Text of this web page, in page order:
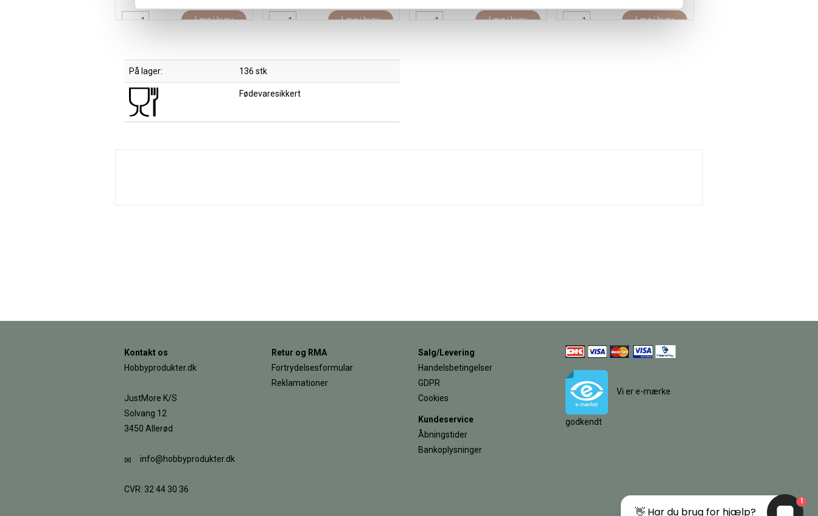
Læg i kurv Læg i kurv Læg i kurv Læg i kurv
På lager: 136 stk
Fødevaresikkert
Kontakt os
Hobbyprodukter.dk
JustMore K/S
Solvang 12
3450 Allerød
info@hobbyprodukter.dk
CVR: 32 44 30 36
Retur og RMA
Fortrydelsesformular
Reklamationer
Salg/Levering
Handelsbetingelser
GDPR
Cookies
Kundeservice
Åbningstider
Bankoplysninger
Vi er e-mærke
godkendt
👋 Har du brug for hjælp?
1